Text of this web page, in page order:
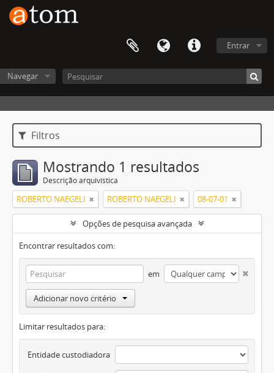
Entrar
Navegar
Filtros
Mostrando 1 resultados
Descrição arquivística
ROBERTO NAEGELI ROBERTO NAEGELI 08-07-01
Opções de pesquisa avançada
Encontrar resultados com:
em
Adicionar novo critério
Limitar resultados para:
Entidade custodiadora